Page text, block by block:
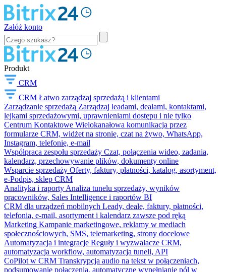
Załóż konto
Produkt
CRM
CRM Łatwo zarządzaj sprzedażą i klientami
Zarządzanie sprzedażą Zarządzaj leadami, dealami, kontaktami,
lejkami sprzedażowymi, uprawnieniami dostępu i nie tylko
Centrum Kontaktowe Wielokanałowa komunikacja przez
formularze CRM, widżet na stronie, czat na żywo, WhatsApp,
Instagram, telefonię, e-mail
Współpraca zespołu sprzedaży Czat, połączenia wideo, zadania,
kalendarz, przechowywanie plików, dokumenty online
Wsparcie sprzedaży Oferty, faktury, płatności, katalog, asortyment,
e-Podpis, sklep CRM
Analityka i raporty Analiza tunelu sprzedaży, wyników
pracowników, Sales Intelligence i raportów BI
CRM dla urządzeń mobilnych Leady, deale, faktury, płatności,
telefonia, e-mail, asortyment i kalendarz zawsze pod ręką
Marketing Kampanie marketingowe, reklamy w mediach
społecznościowych, SMS, telemarketing, strony docelowe
Automatyzacja i integracje Reguły i wyzwalacze CRM,
automatyzacja workflow, automatyzacja tuneli, API
CoPilot w CRM Transkrypcja audio na tekst w połączeniach,
podsumowanie połączenia, automatyczne wypełnianie pól w